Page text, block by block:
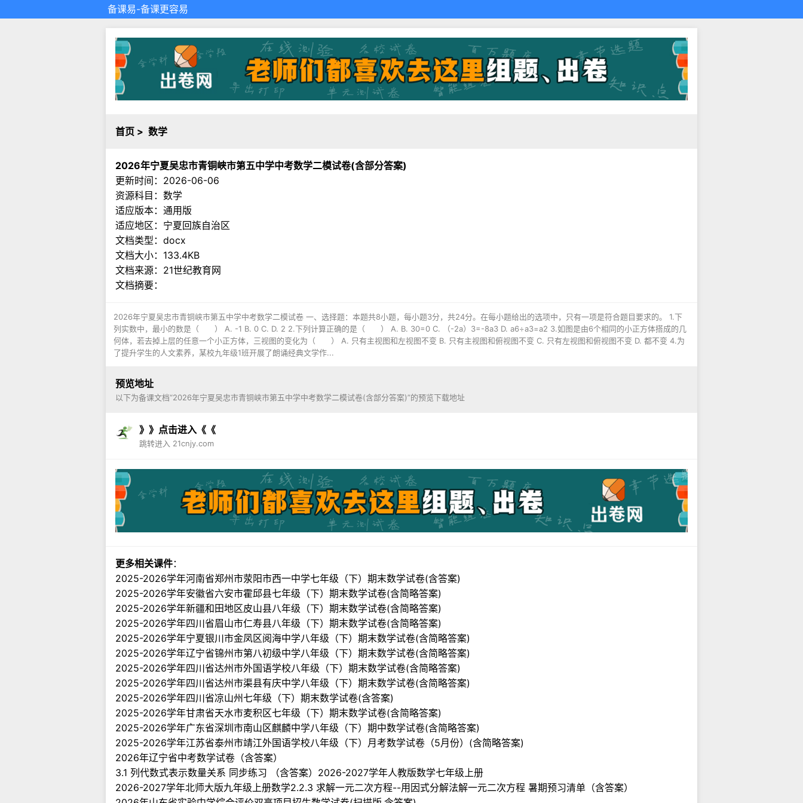
备课易-备课更容易
首页 > 数学
2026年宁夏吴忠市青铜峡市第五中学中考数学二模试卷(含部分答案)
更新时间：2026-06-06
资源科目：数学
适应版本：通用版
适应地区：宁夏回族自治区
文档类型：docx
文档大小：133.4KB
文档来源： 21世纪教育网
文档摘要：
2026年宁夏吴忠市青铜峡市第五中学中考数学二模试卷 一、选择题：本题共8小题，每小题3分，共24分。在每小题给出的选项中，只有一项是符合题目要求的。 1.下
列实数中，最小的数是（ ） A. -1 B. 0 C. D. 2 2.下列计算正确的是（ ） A. B. 30=0 C. （-2a）3=-8a3 D. a6÷a3=a2 3.如图是由6个相同的小正方体搭成的几
何体，若去掉上层的任意一个小正方体，三视图的变化为（ ） A. 只有主视图和左视图不变 B. 只有主视图和俯视图不变 C. 只有左视图和俯视图不变 D. 都不变 4.为
了提升学生的人文素养，某校九年级1班开展了朗诵经典文学作...
预览地址
以下为备课文档“2026年宁夏吴忠市青铜峡市第五中学中考数学二模试卷(含部分答案)”的预览下载地址
》》点击进入《《
跳转进入 21cnjy.com
更多相关课件：
2025-2026学年河南省郑州市荥阳市西一中学七年级（下）期末数学试卷(含答案)
2025-2026学年安徽省六安市霍邱县七年级（下）期末数学试卷(含简略答案)
2025-2026学年新疆和田地区皮山县八年级（下）期末数学试卷(含简略答案)
2025-2026学年四川省眉山市仁寿县八年级（下）期末数学试卷(含简略答案)
2025-2026学年宁夏银川市金凤区阅海中学八年级（下）期末数学试卷(含简略答案)
2025-2026学年辽宁省锦州市第八初级中学八年级（下）期末数学试卷(含简略答案)
2025-2026学年四川省达州市外国语学校八年级（下）期末数学试卷(含简略答案)
2025-2026学年四川省达州市渠县有庆中学八年级（下）期末数学试卷(含简略答案)
2025-2026学年四川省凉山州七年级（下）期末数学试卷(含答案)
2025-2026学年甘肃省天水市麦积区七年级（下）期末数学试卷(含简略答案)
2025-2026学年广东省深圳市南山区麒麟中学八年级（下）期中数学试卷(含简略答案)
2025-2026学年江苏省泰州市靖江外国语学校八年级（下）月考数学试卷（5月份）(含简略答案)
2026年辽宁省中考数学试卷（含答案）
3.1 列代数式表示数量关系 同步练习 （含答案）2026-2027学年人教版数学七年级上册
2026-2027学年北师大版九年级上册数学2.2.3 求解一元二次方程--用因式分解法解一元二次方程 暑期预习清单（含答案）